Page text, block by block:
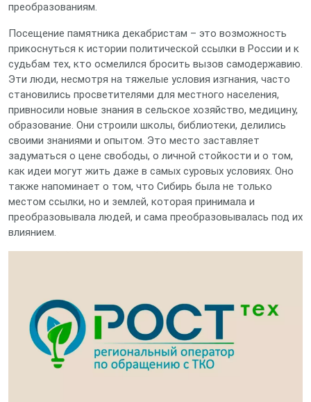
преобразованиям.
Посещение памятника декабристам – это возможность
прикоснуться к истории политической ссылки в России и к
судьбам тех, кто осмелился бросить вызов самодержавию.
Эти люди, несмотря на тяжелые условия изгнания, часто
становились просветителями для местного населения,
привносили новые знания в сельское хозяйство, медицину,
образование. Они строили школы, библиотеки, делились
своими знаниями и опытом. Это место заставляет
задуматься о цене свободы, о личной стойкости и о том,
как идеи могут жить даже в самых суровых условиях. Оно
также напоминает о том, что Сибирь была не только
местом ссылки, но и землей, которая принимала и
преобразовывала людей, и сама преобразовывалась под их
влиянием.